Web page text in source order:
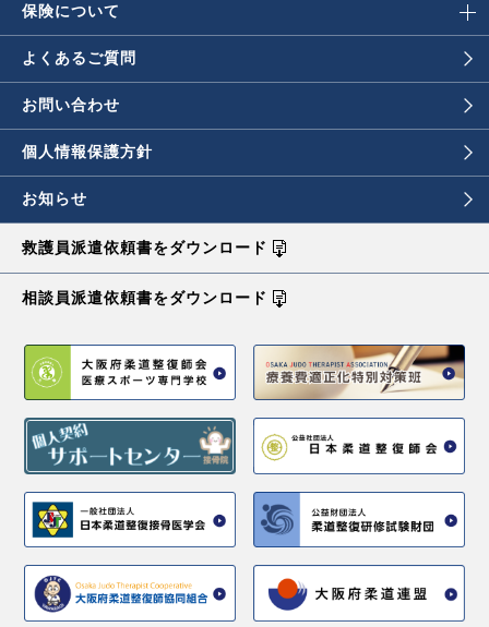
保険について
よくあるご質問
お問い合わせ
個人情報保護方針
お知らせ
救護員派遣依頼書をダウンロード
相談員派遣依頼書をダウンロード